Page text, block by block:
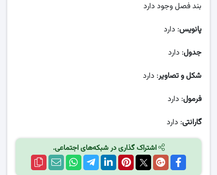
بند فصل وجود دارد
پانویس: دارد
جدول: دارد
شکل و تصاویر: دارد
فرمول: دارد
گارانتی: دارد
اشتراک گذاری در شبکه‌های اجتماعی.